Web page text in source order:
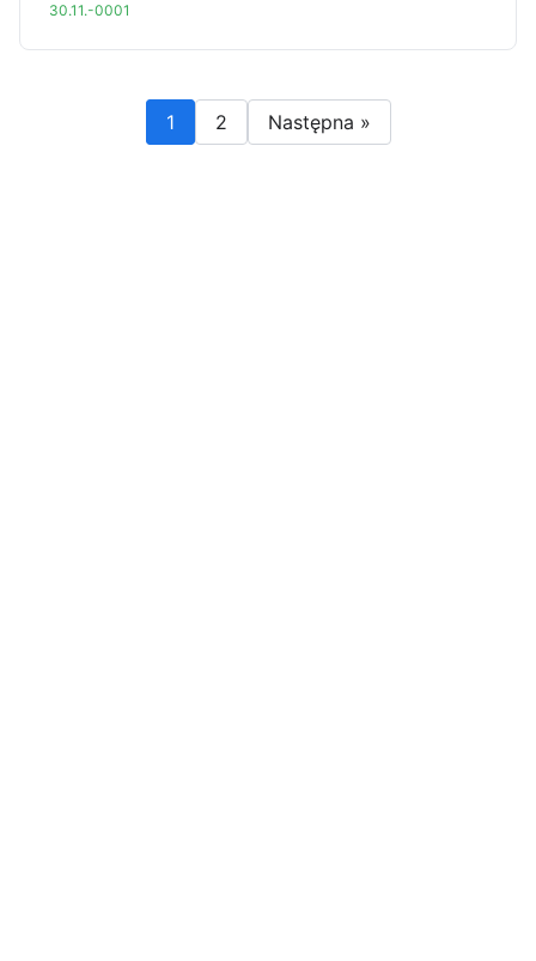
30.11.-0001
1 2 Następna »